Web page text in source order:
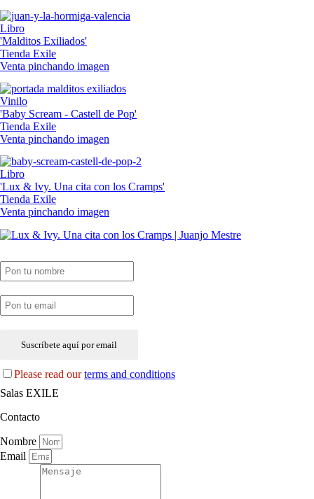
Libro
'Malditos Exiliados'
Tienda Exile
Venta pinchando imagen
Vinilo
'Baby Scream - Castell de Pop'
Tienda Exile
Venta pinchando imagen
Libro
'Lux & Ivy. Una cita con los Cramps'
Tienda Exile
Venta pinchando imagen
Please read ourterms and conditions
Salas EXILE
Contacto
Nombre
Email